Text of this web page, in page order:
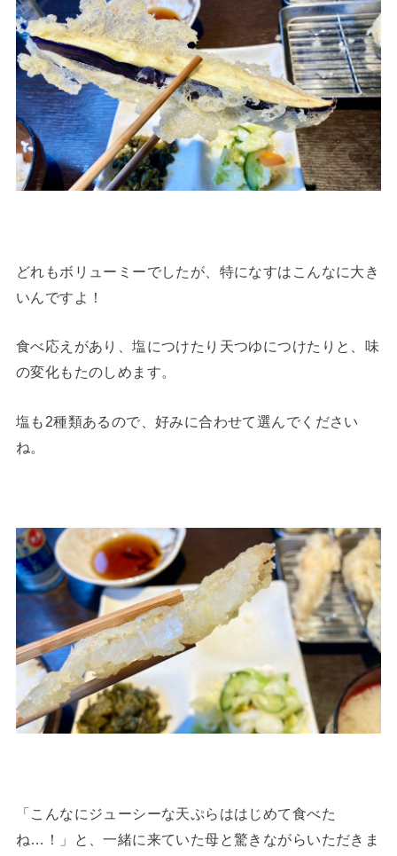
どれもボリューミーでしたが、特になすはこんなに大き
いんですよ！
食べ応えがあり、塩につけたり天つゆにつけたりと、味
の変化もたのしめます。
塩も2種類あるので、好みに合わせて選んでください
ね。
「こんなにジューシーな天ぷらははじめて食べた
ね…！」と、一緒に来ていた母と驚きながらいただきま